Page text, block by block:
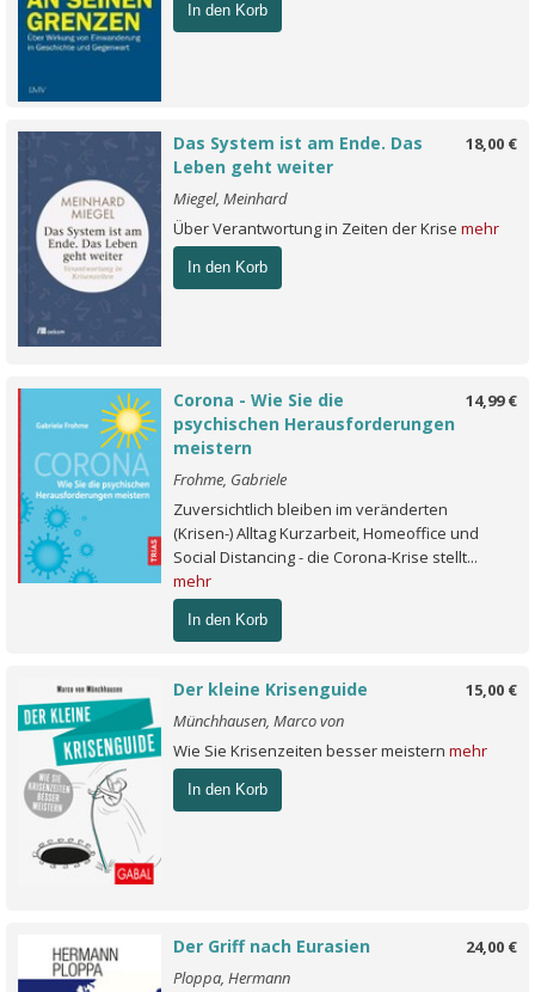
In den Korb
18,00 €
Das System ist am Ende. Das
Leben geht weiter
Miegel, Meinhard
Über Verantwortung in Zeiten der Krise mehr
In den Korb
14,99 €
Corona - Wie Sie die
psychischen Herausforderungen
meistern
Frohme, Gabriele
Zuversichtlich bleiben im veränderten
(Krisen-) Alltag Kurzarbeit, Homeoffice und
Social Distancing - die Corona-Krise stellt...
mehr
In den Korb
15,00 €
Der kleine Krisenguide
Münchhausen, Marco von
Wie Sie Krisenzeiten besser meistern mehr
In den Korb
24,00 €
Der Griff nach Eurasien
Ploppa, Hermann